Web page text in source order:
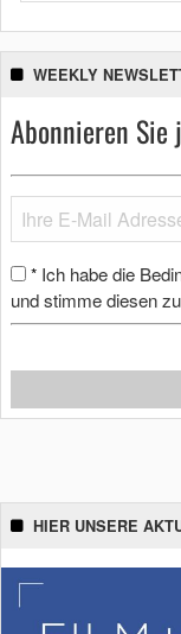
WEEKLY
Abonnieren
* Ich habe die
und stimme diesen
HIER UNSERE